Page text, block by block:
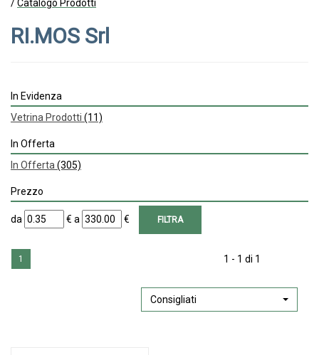
/Catalogo Prodotti
RI.MOS Srl
In Evidenza
Vetrina Prodotti (11)
In Offerta
In Offerta (305)
Prezzo
filtra
da
da €
filtra
a
a €
1 1 - 1 di 1
Consigliati